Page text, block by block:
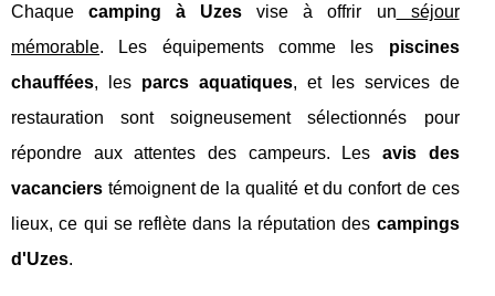
Chaquecamping à Uzes vise à offrir un séjour
mémorable. Les équipements comme les piscines
chauffées, les parcs aquatiques, et les services de
restauration sont soigneusement sélectionnés pour
répondre aux attentes des campeurs. Les avis des
vacanciers témoignent de la qualité et du confort de ces
lieux, ce qui se reflète dans la réputation des campings
d'Uzes.